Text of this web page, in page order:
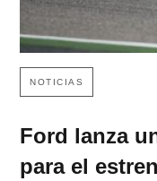
NOTICIAS
Ford lanza
para el